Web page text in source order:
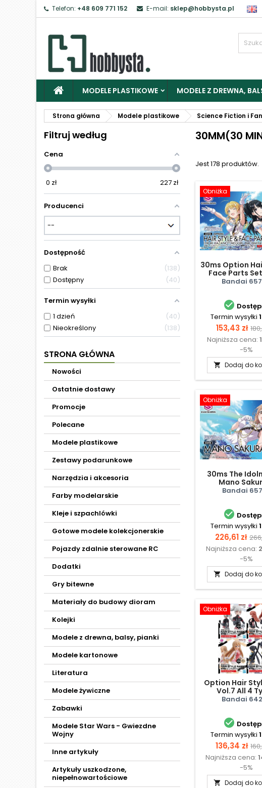
Telefon: +48 609 771 152 E-mail: sklep@hobbysta.pl
MODELE PLASTIKOWE MODELE Z DREWNA,
Strona główna Modele plastikowe Science Fiction i
Filtruj według
Cena
0 zł 227 zł
Producenci
Dostępność
Brak
138
Dostępny
40
Termin wysyłki
1 dzień
40
Nieokreślony
138
STRONA GŁÓWNA
Nowości
Ostatnie dostawy
Promocje
Polecane
Modele plastikowe
Zestawy podarunkowe
Narzędzia i akcesoria
Farby modelarskie
Kleje i szpachlówki
Gotowe modele kolekcjonerskie
Pojazdy zdalnie sterowane RC
Dodatki
Gry bitewne
Materiały do budowy dioram
Kolejki
Modele z drewna, balsy, pianki
Modele kartonowe
Literatura
Modele żywiczne
Zabawki
Modele Star Wars - Gwiezdne
Wojny
Inne artykuły
Artykuły uszkodzone,
niepełnowartościowe
30MM(30
Jest 178 produktów.
Obniżka
30ms Option
Face Parts
Kazano/
Bandai

Termin wysyłki
Cena
153,43 zł
Najniższa cena:
-5%
 Dodaj do
Obniżka
30ms The
Mano
Bandai

Termin wysyłki
Cena
226,61 zł
Najniższa cena:
-5%
 Dodaj do
Obniżka
Option Hair
Vol.7 All 4
Bandai

Termin wysyłki
Cena
136,34 zł
Najniższa cena:
-5%
 Dodaj do
Zaloguj
Aby
Anuluj